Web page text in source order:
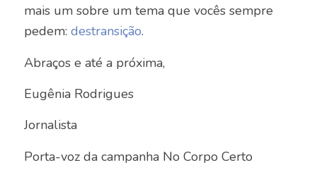
mais um sobre um tema que vocês sempre
pedem: destransição.
Abraços e até a próxima,
Eugênia Rodrigues
Jornalista
Porta-voz da campanha No Corpo Certo